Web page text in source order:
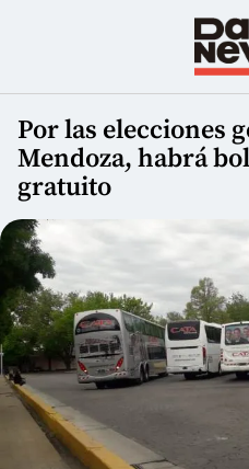
Por las elecciones
Mendoza, habrá
gratuito